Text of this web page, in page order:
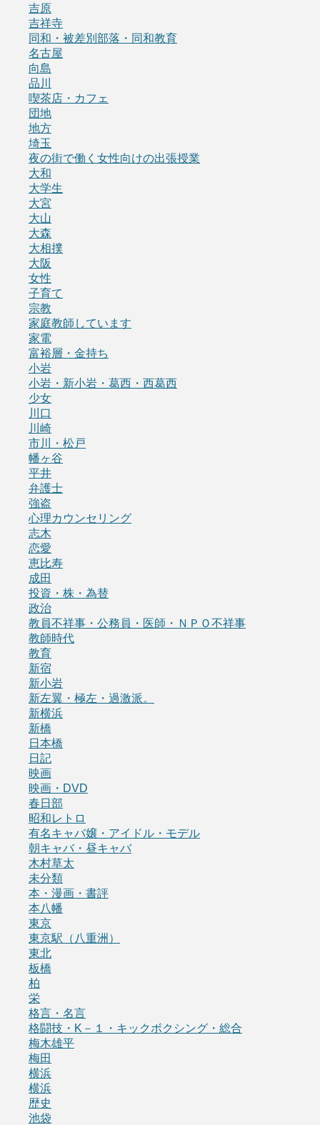
吉原
吉祥寺
同和・被差別部落・同和教育
名古屋
向島
品川
喫茶店・カフェ
団地
地方
埼玉
夜の街で働く女性向けの出張授業
大和
大学生
大宮
大山
大森
大相撲
大阪
女性
子育て
宗教
家庭教師しています
家電
富裕層・金持ち
小岩
小岩・新小岩・葛西・西葛西
少女
川口
川崎
市川・松戸
幡ヶ谷
平井
弁護士
強盗
心理カウンセリング
志木
恋愛
恵比寿
成田
投資・株・為替
政治
教員不祥事・公務員・医師・ＮＰＯ不祥事
教師時代
教育
新宿
新小岩
新左翼・極左・過激派。
新横浜
新橋
日本橋
日記
映画
映画・DVD
春日部
昭和レトロ
有名キャバ嬢・アイドル・モデル
朝キャバ・昼キャバ
木村草太
未分類
本・漫画・書評
本八幡
東京
東京駅（八重洲）
東北
板橋
柏
栄
格言・名言
格闘技・K－１・キックボクシング・総合
梅木雄平
梅田
横浜
横浜
歴史
池袋